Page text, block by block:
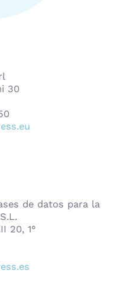
30
de datos para la
20, 1°